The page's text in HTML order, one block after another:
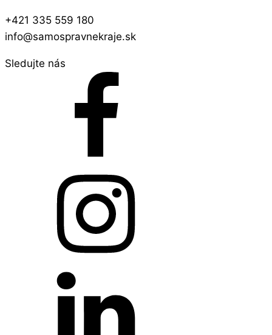
+421 335 559 180
info@samospravnekraje.sk
Sledujte nás